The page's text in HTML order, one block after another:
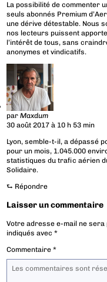
La possibilité de commenter
seuls abonnés Premium
une dérive détestable. Nous
nos lecteurs puissent
l’intérêt de tous, sans
anonymes et vindicatifs.
parMaxdum
30 août 2017 à 10 h 53 min
Lyon, semble-t-il, a dépassé
pour un mois, 1.045.000
statistiques du trafic aérien
Solidaire.
⮑ Répondre
Laisser un commentaire
Votre adresse e-mail ne sera
indiqués avec*
Commentaire*